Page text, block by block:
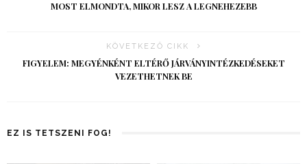
MOST ELMONDTA, MIKOR LESZ A LEGNEHEZEBB
KÖVETKEZŐ CIKK
FIGYELEM: MEGYÉNKÉNT ELTÉRŐ JÁRVÁNYINTÉZKEDÉSEKET
VEZETHETNEK BE
EZ IS TETSZENI FOG!